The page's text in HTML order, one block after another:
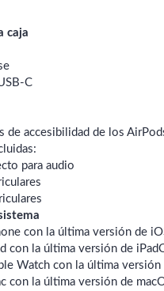
caja
de accesibilidad de los
para audio
con la última versión de
con la última versión de
Watch con la última versión
con la última versión de